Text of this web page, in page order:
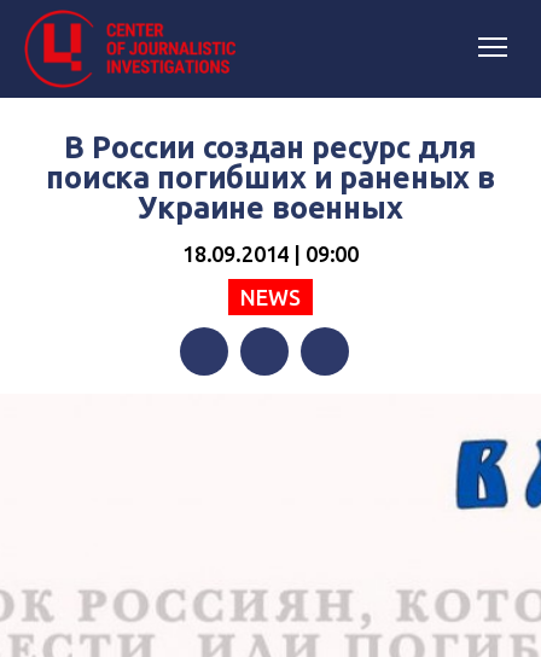
В России создан ресурс для
поиска погибших и раненых в
Украине военных
18.09.2014 | 09:00
NEWS